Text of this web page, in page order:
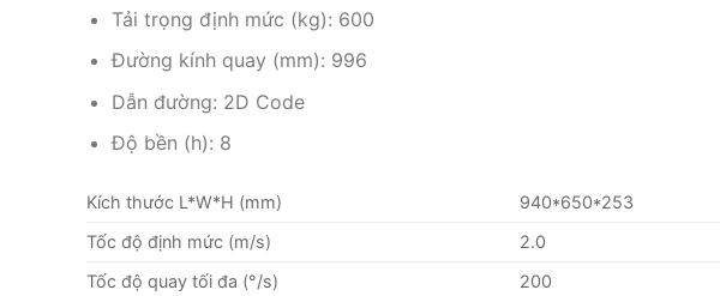
Tải trọng định mức (kg): 600
Đường kính quay (mm): 996
Dẫn đường: 2D Code
Độ bền (h): 8
Kích thước L*W*H (mm)
940*650*253
Tốc độ định mức (m/s)
2.0
Tốc độ quay tối đa (°/s)
200